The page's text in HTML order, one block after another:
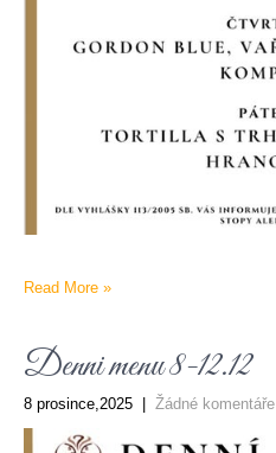
Read More »
Denni menu 8-12.12
8 prosince,2025 Žádné komentáře